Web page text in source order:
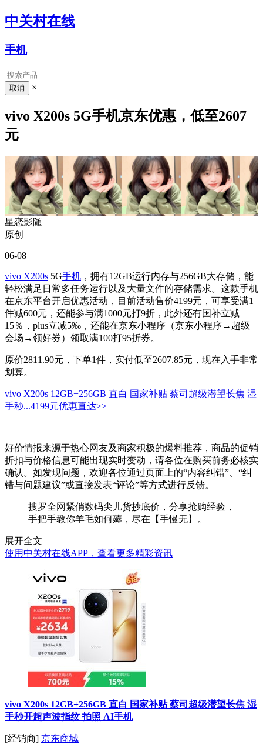
中关村在线
手机
×
vivo X200s 5G手机京东优惠，低至2607
元
星恋影随
原创
06-08
vivo X200s 5G手机 ，拥有12GB运行内存与256GB大存储，能
轻松满足日常多任务运行以及大量文件的存储需求。这款手机
在京东平台开启优惠活动，目前活动售价4199元，可享受满1
件减600元，还能参与满1000元打9折，此外还有国补立减
15％，plus立减5‰，还能在京东小程序（京东小程序→超级
会场→领好券）领取满100打95折券。
原价2811.90元，下单1件，实付低至2607.85元，现在入手非常
划算。
vivo X200s 12GB+256GB 直白 国家补贴 蔡司超级潜望长焦 湿
手秒...4199元优惠直达>>
好价情报来源于热心网友及商家积极的爆料推荐，商品的促销
折扣与价格信息可能出现实时变动，请各位在购买前务必核实
确认。如发现问题，欢迎各位通过页面上的“内容纠错”、“纠
错与问题建议”或直接发表“评论”等方式进行反馈。
搜罗全网紧俏数码尖儿货抄底价，分享抢购经验，
手把手教你羊毛如何薅，尽在【手慢无】。
展开全文
使用中关村在线APP，查看更多精彩资讯
vivo X200s 12GB+256GB 直白 国家补贴 蔡司超级潜望长焦 湿
手秒开超声波指纹 拍照 AI手机
[经销商] 京东商城